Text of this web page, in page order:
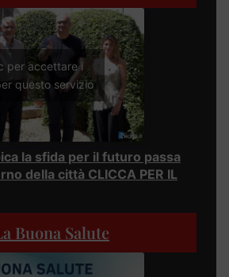
per accettare i
questo servizio
la sfida per il futuro passa
della città CLICCA PER IL
Buona Salute